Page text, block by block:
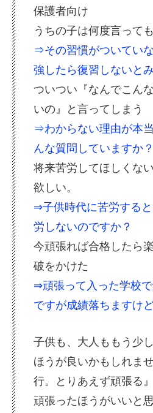
保護者向け
うちの子は何度言って
⇒その習慣がついてい
強したら復習しないと
ついつい『なんでこん
いの』と言ってしまう
⇒わからない理由が本
んな質問していますか？
将来苦労してほしくな
欲しい。
⇒子供時代に苦労する
労しないのですか？
今頑張れば合格したら
破をかけた
⇒頑張って入った学校
ですが成績落ちますけ
子供も、大人ももう少
ほうが良いかもしれま
行。とりあえず頑張る
頑張ったほうがいいと